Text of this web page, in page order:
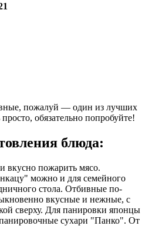
пожалуй — один из лучших
обязательно попробуйте!
блюда:
вкусно пожарить мясо.
можно и для семейного
стола. Отбивные по-
вкусные и нежные, с
сверху. Для панировки японцы
сухари "Панко". От